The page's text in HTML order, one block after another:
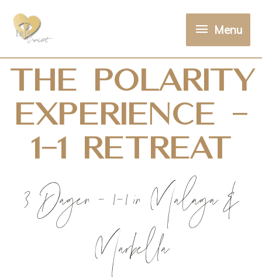
Menu
The polarity
experience -
1-1 retreat
3 Dagen - 1-1 in Malaga &
Marbella